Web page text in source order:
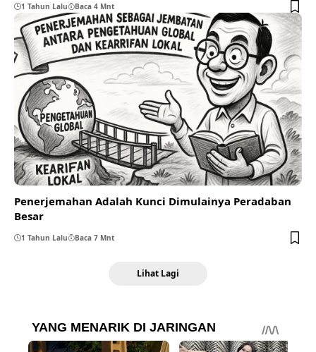
1 Tahun Lalu Baca 4 Mnt
Penerjemahan Adalah Kunci Dimulainya Peradaban
Besar
1 Tahun Lalu Baca 7 Mnt
Lihat Lagi